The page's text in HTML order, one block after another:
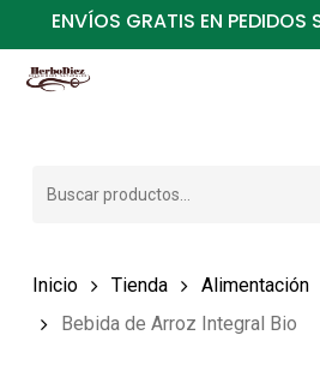
al
contenido
ENVÍOS GRATIS EN PEDIDOS
Inicio Tienda Alimentación
Bebida de Arroz Integral Bio